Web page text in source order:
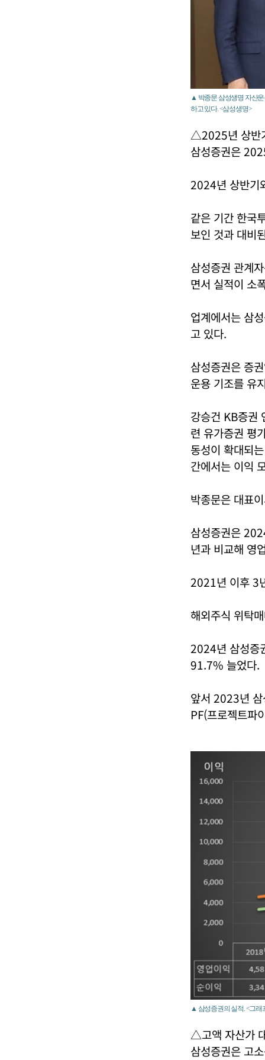
▲ 박종문 삼성생명 자산운
하고 있다. <삼성생명>
△2025년 상반
삼성증권은
2024년 상반기
같은 기간 한국
보인 것과 대비
삼성증권 관계
면서 실적이 소
업계에서는 삼
고 있다.
삼성증권은 증
운용 기조를 유
강승건 KB증권
련 유가증권 평
동성이 확대되
간에서는 이익
박종문은 대표
삼성증권은
년과 비교해 영
2021년 이후 3
해외주식 위탁
2024년 삼성증
91.7% 늘었다.
앞서 2023년 삼
PF(프로젝트파
▲ 삼성증권의 실적. <그래
△고액 자산가
삼성증권은 고